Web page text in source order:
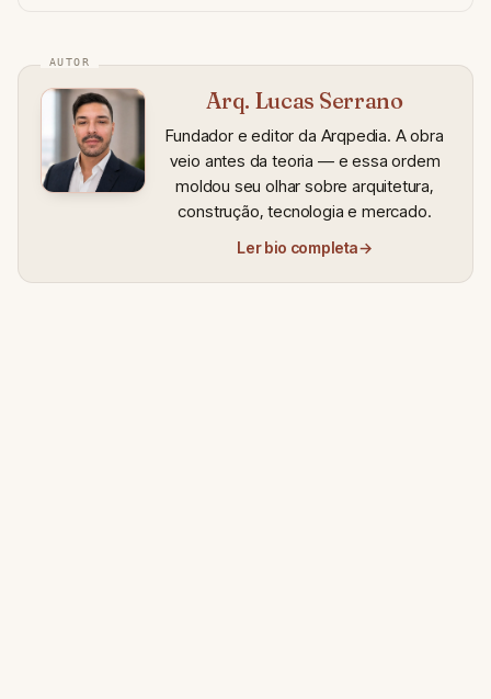
Arq. Lucas Serrano
Fundador e editor da Arqpedia. A obra
veio antes da teoria — e essa ordem
moldou seu olhar sobre arquitetura,
construção, tecnologia e mercado.
Ler bio completa→